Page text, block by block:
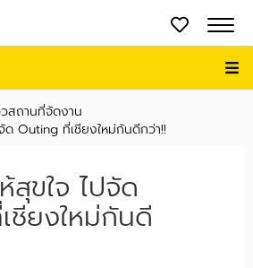
สถานที่จัดงาน
จัด Outing ที่เชียงใหม่กันดีกว่า!!
สุขใจ ไปจัด
ชียงใหม่กันดี